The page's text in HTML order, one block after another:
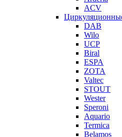
ACV
DAB
Wilo
UCP
Biral
ESPA
ZOTA
Valtec
STOUT
Wester
Speroni
Aquario
Termica
Belamos